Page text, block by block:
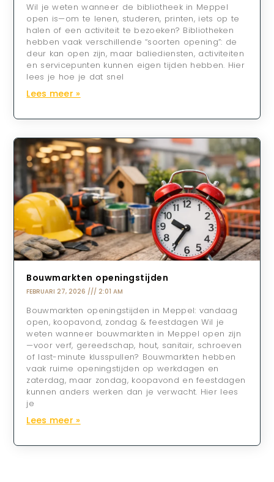
Wil je weten wanneer de bibliotheek in Meppel
open is—om te lenen, studeren, printen, iets op te
halen of een activiteit te bezoeken? Bibliotheken
hebben vaak verschillende “soorten opening”: de
deur kan open zijn, maar baliediensten, activiteiten
en servicepunten kunnen eigen tijden hebben. Hier
lees je hoe je dat snel
Lees meer »
Bouwmarkten openingstijden
FEBRUARI 27, 2026 2:01 AM
Bouwmarkten openingstijden in Meppel: vandaag
open, koopavond, zondag & feestdagen Wil je
weten wanneer bouwmarkten in Meppel open zijn
—voor verf, gereedschap, hout, sanitair, schroeven
of last-minute klusspullen? Bouwmarkten hebben
vaak ruime openingstijden op werkdagen en
zaterdag, maar zondag, koopavond en feestdagen
kunnen anders werken dan je verwacht. Hier lees
je
Lees meer »